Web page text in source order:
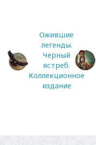
Ожившие
легенды.
Черный
ястреб.
Коллекционное
издание